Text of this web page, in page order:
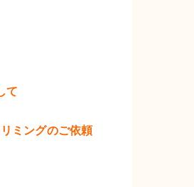
て
ミングのご依頼